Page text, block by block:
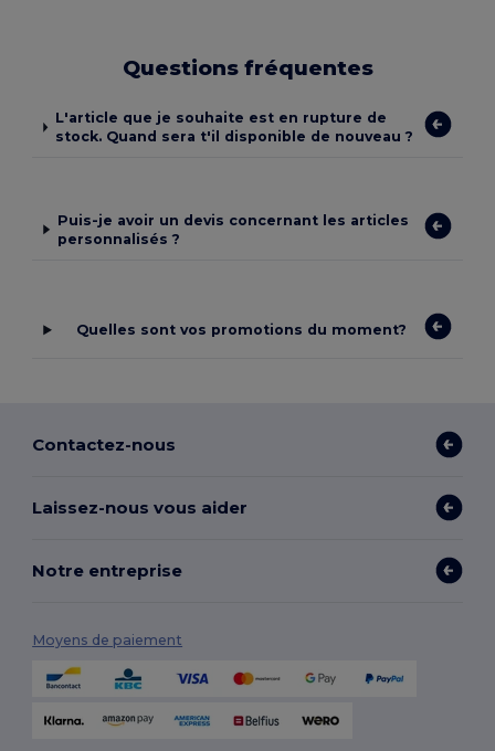
Questions fréquentes
L'article que je souhaite est en rupture de
stock. Quand sera t'il disponible de nouveau ?
Puis-je avoir un devis concernant les articles
personnalisés ?
Quelles sont vos promotions du moment?
Contactez-nous
Laissez-nous vous aider
Notre entreprise
Moyens de paiement